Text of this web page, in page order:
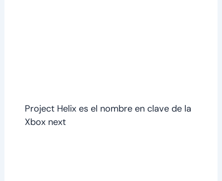
Project Helix es el nombre en clave de la
Xbox next